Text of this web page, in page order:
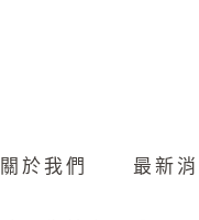
關於我們 最新